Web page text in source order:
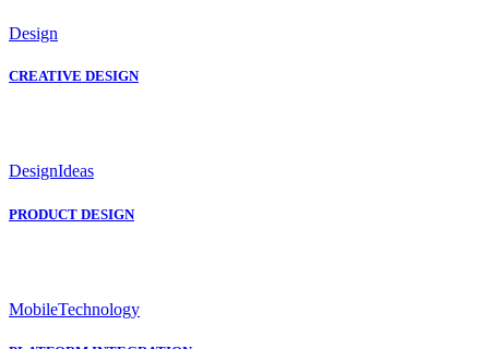
Design
CREATIVE DESIGN
DesignIdeas
PRODUCT DESIGN
MobileTechnology